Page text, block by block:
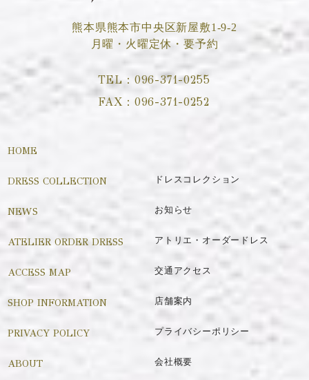
熊本県熊本市中央区新屋敷1-9-2
月曜・火曜定休・要予約
TEL： 096-371-0255
FAX： 096-371-0252
HOME
DRESS COLLECTION ドレスコレクション
NEWS お知らせ
ATELIER ORDER DRESS アトリエ・オーダードレス
ACCESS MAP 交通アクセス
SHOP INFORMATION 店舗案内
PRIVACY POLICY プライバシーポリシー
ABOUT 会社概要